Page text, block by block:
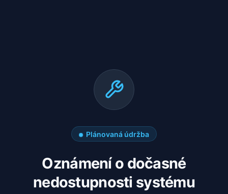
Plánovaná údržba
Oznámení o dočasné
nedostupnosti systému